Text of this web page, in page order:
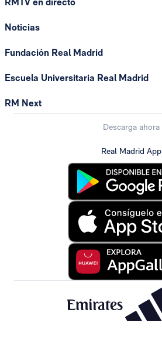
Noticias
Fundación Real Madrid
Escuela Universitaria Real Madrid
RM Next
Descarga ahora
Real Madrid App